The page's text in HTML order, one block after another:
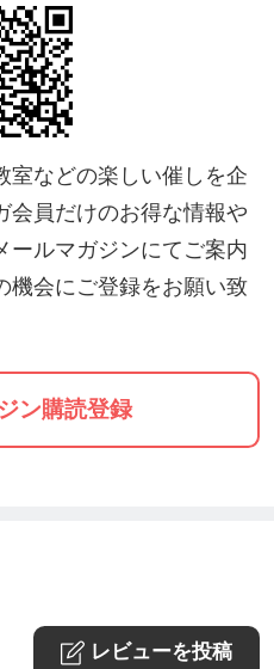
室などの楽しい催しを企
会員だけのお得な情報や
ールマガジンにてご案内
機会にご登録をお願い致
ン購読登録
レビューを投稿